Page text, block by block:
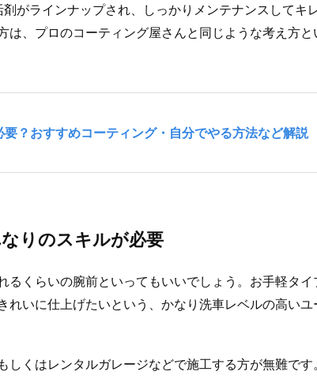
がラインナップされ、しっかりメンテナンスしてキ
は、プロのコーティング屋さんと同じような考え方と
りのスキルが必要
るくらいの腕前といってもいいでしょう。お手軽タイ
れいに仕上げたいという、かなり洗車レベルの高いユ
しくはレンタルガレージなどで施工する方が無難です